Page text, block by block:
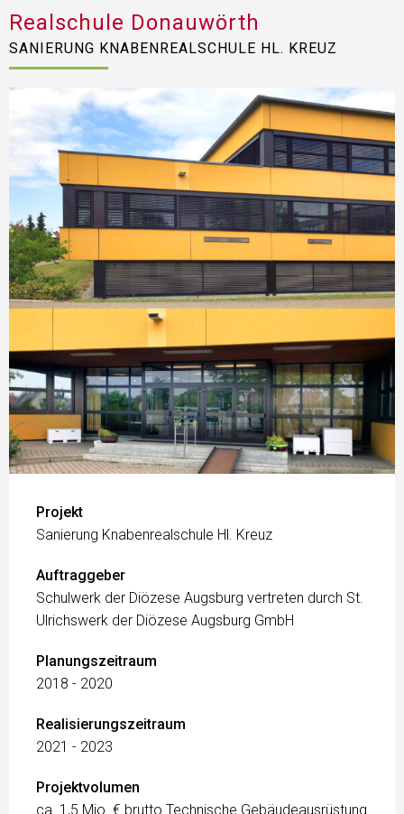
Realschule Donauwörth
SANIERUNG KNABENREALSCHULE HL. KREUZ
Projekt
Sanierung Knabenrealschule Hl. Kreuz
Auftraggeber
Schulwerk der Diözese Augsburg vertreten durch St.
Ulrichswerk der Diözese Augsburg GmbH
Planungszeitraum
2018 - 2020
Realisierungszeitraum
2021 - 2023
Projektvolumen
ca. 1,5 Mio. € brutto Technische Gebäudeausrüstung